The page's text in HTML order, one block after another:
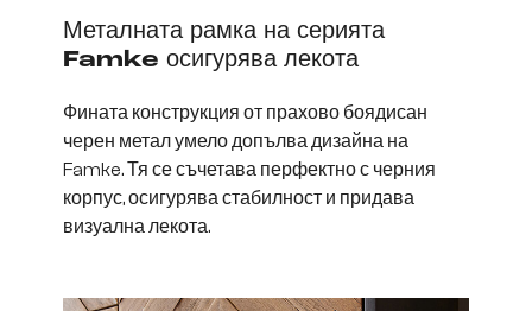
Металната рамка на серията
Famke осигурява лекота
Фината конструкция от прахово боядисан
черен метал умело допълва дизайна на
Famke. Тя се съчетава перфектно с черния
корпус, осигурява стабилност и придава
визуална лекота.